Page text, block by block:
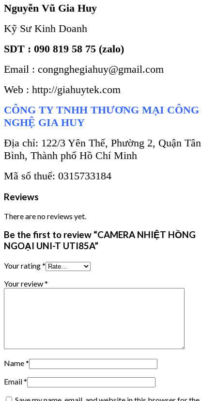
Nguyễn Vũ Gia Huy
Kỹ Sư Kinh Doanh
SDT : 090 819 58 75 (zalo)
Email : congnghegiahuy@gmail.com
Web : http://giahuytek.com
CÔNG TY TNHH THƯƠNG MẠI CÔNG
NGHỆ GIA HUY
Địa chỉ: 122/3 Yên Thế, Phường 2, Quận Tân
Bình, Thành phố Hồ Chí Minh
Mã số thuế: 0315733184
Reviews
There are no reviews yet.
Be the first to review “CAMERA NHIỆT HỒNG
NGOẠI UNI-T UTI85A”
Your rating*
Your review*
Name*
Email*